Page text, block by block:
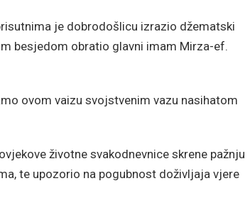
je dobrodošlicu izrazio džematski
besjedom obratio glavni imam Mirza-ef.
ovom vaizu svojstvenim vazu nasihatom
životne svakodnevnice skrene pažnju
te upozorio na pogubnost doživljaja vjere